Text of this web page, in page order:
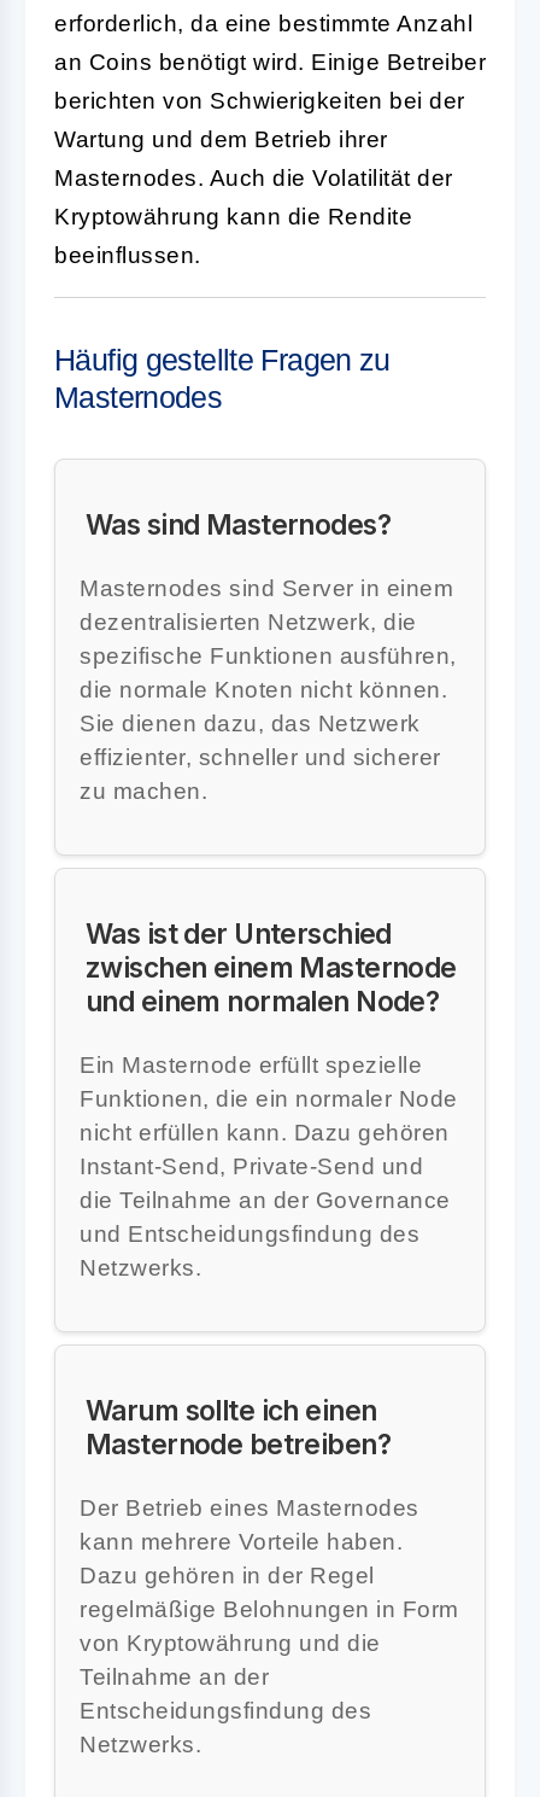
erforderlich, da eine bestimmte Anzahl
an Coins benötigt wird. Einige Betreiber
berichten von Schwierigkeiten bei der
Wartung und dem Betrieb ihrer
Masternodes. Auch die Volatilität der
Kryptowährung kann die Rendite
beeinflussen.
Häufig gestellte Fragen zu
Masternodes
Was sind Masternodes?
Masternodes sind Server in einem
dezentralisierten Netzwerk, die
spezifische Funktionen ausführen,
die normale Knoten nicht können.
Sie dienen dazu, das Netzwerk
effizienter, schneller und sicherer
zu machen.
Was ist der Unterschied
zwischen einem Masternode
und einem normalen Node?
Ein Masternode erfüllt spezielle
Funktionen, die ein normaler Node
nicht erfüllen kann. Dazu gehören
Instant-Send, Private-Send und
die Teilnahme an der Governance
und Entscheidungsfindung des
Netzwerks.
Warum sollte ich einen
Masternode betreiben?
Der Betrieb eines Masternodes
kann mehrere Vorteile haben.
Dazu gehören in der Regel
regelmäßige Belohnungen in Form
von Kryptowährung und die
Teilnahme an der
Entscheidungsfindung des
Netzwerks.